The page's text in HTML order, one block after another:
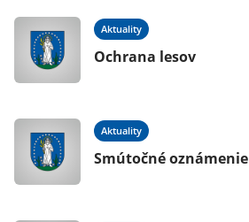
Aktuality
Ochrana lesov
Aktuality
Smútočné oznámenie